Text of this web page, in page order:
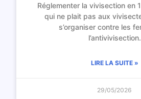
Réglementer la vivisection en
qui ne plait pas aux
s’organiser contre les
l’antivivisection.
LIRE LA SUITE »
29/05/2026